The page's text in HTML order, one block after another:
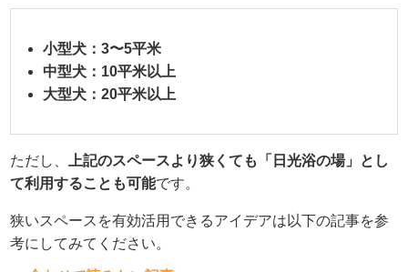
小型犬：3〜5平米
中型犬：10平米以上
大型犬：20平米以上
ただし、
上記のスペースより狭くても「日光浴の場」とし
て利用することも可能です。
狭いスペースを有効活用できるアイデアは以下の記事を参
考にしてみてください。